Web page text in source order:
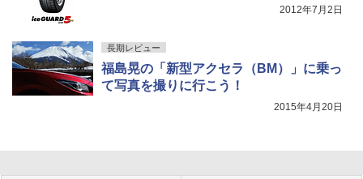
2012年7月2日
長期レビュー
福島晃の「新型アクセラ（BM）」に乗っ
て写真を撮りに行こう！
2015年4月20日